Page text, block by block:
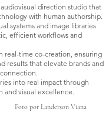
direction studio that
with human authorship.
systems and image libraries
efficient workflows and
real-time co-creation, ensuring
results that elevate brands and
into real impact through
and visual excellence.
Foto por Landerson Viana